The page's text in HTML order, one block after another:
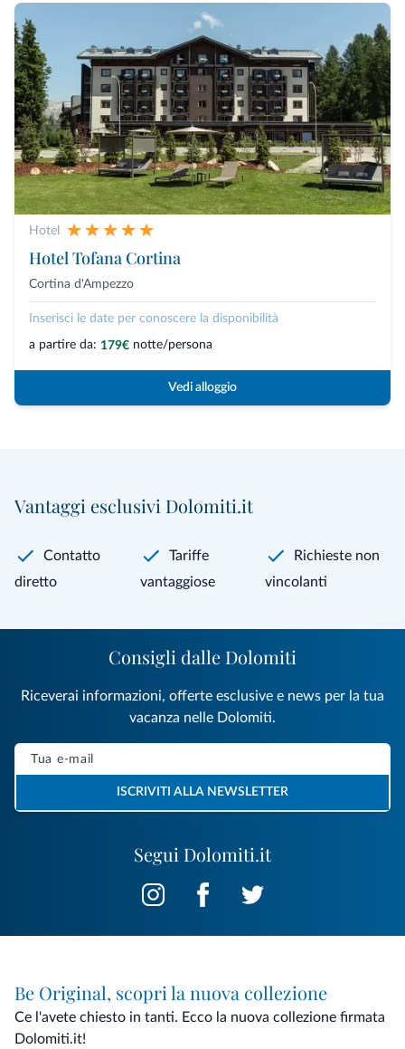
Hotel
Hotel Tofana Cortina
Cortina d'Ampezzo
Inserisci le date per conoscere la disponibilità
a partire da: 179€ notte/persona
Vedi alloggio
Vantaggi esclusivi Dolomiti.it
Contatto
diretto
Tariffe
vantaggiose
Richieste non
vincolanti
Segui Dolomiti.it
Consigli dalle Dolomiti
Riceverai informazioni, offerte esclusive e news per la tua
vacanza nelle Dolomiti.
ISCRIVITI ALLA NEWSLETTER
Be Original, scopri la nuova collezione
Ce l'avete chiesto in tanti. Ecco la nuova collezione firmata
Dolomiti.it!